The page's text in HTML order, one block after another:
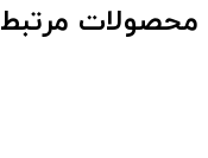
محصولات مرتبط